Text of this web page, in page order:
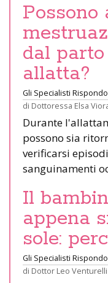
dal
allatta?
Gli Specialisti
di Dottoressa Elsa
Durante
possono sia
verificarsi
sanguinamenti
Il
appena
sole:
Gli Specialisti
di Dottor Leo Venturelli